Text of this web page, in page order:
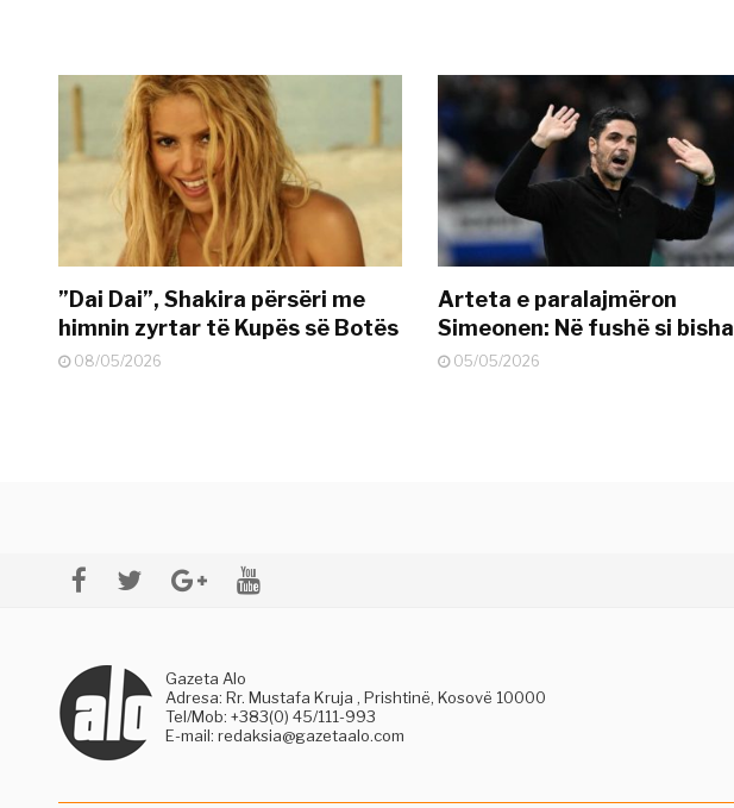
”Dai Dai”, Shakira përsëri me
himnin zyrtar të Kupës së Botës
08/05/2026
Arteta e paralajmëron
Simeonen: Në fushë si bisha
05/05/2026
Gazeta Alo
Adresa: Rr. Mustafa Kruja , Prishtinë, Kosovë 10000
Tel/Mob: +383(0) 45/111-993
E-mail: redaksia@gazetaalo.com